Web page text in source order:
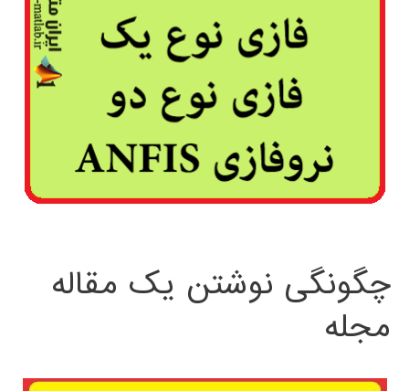
چگونگی نوشتن یک مقاله
مجله